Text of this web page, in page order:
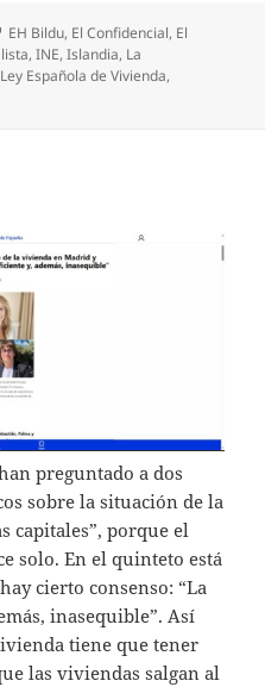
Etiquetas
EH Bildu, El Confidencial, El
,INE,Islandia, La
Ley Española de Vivienda,
preguntado a dos
sobre la situación de la
capitales”, porque el
solo. En el quinteto está
cierto consenso: “La
inasequible”. Así
tiene que tener
las viviendas salgan al